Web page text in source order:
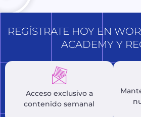
REGÍSTRATE HOY EN
ACADEMY Y
Acceso exclusivo a
contenido semanal